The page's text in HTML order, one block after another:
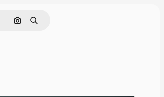
Pesquisar por imagem
Buscar